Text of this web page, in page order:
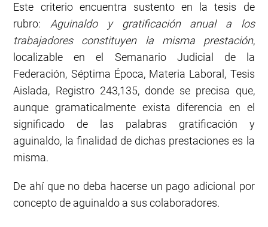
Este criterio encuentra sustento en la tesis de
rubro:Aguinaldo y gratificación anual a los
trabajadores constituyen la misma prestación,
localizable en el Semanario Judicial de la
Federación, Séptima Época, Materia Laboral, Tesis
Aislada, Registro 243,135, donde se precisa que,
aunque gramaticalmente exista diferencia en el
significado de las palabras gratificación y
aguinaldo, la finalidad de dichas prestaciones es la
misma.
De ahí que no deba hacerse un pago adicional por
concepto de aguinaldo a sus colaboradores.